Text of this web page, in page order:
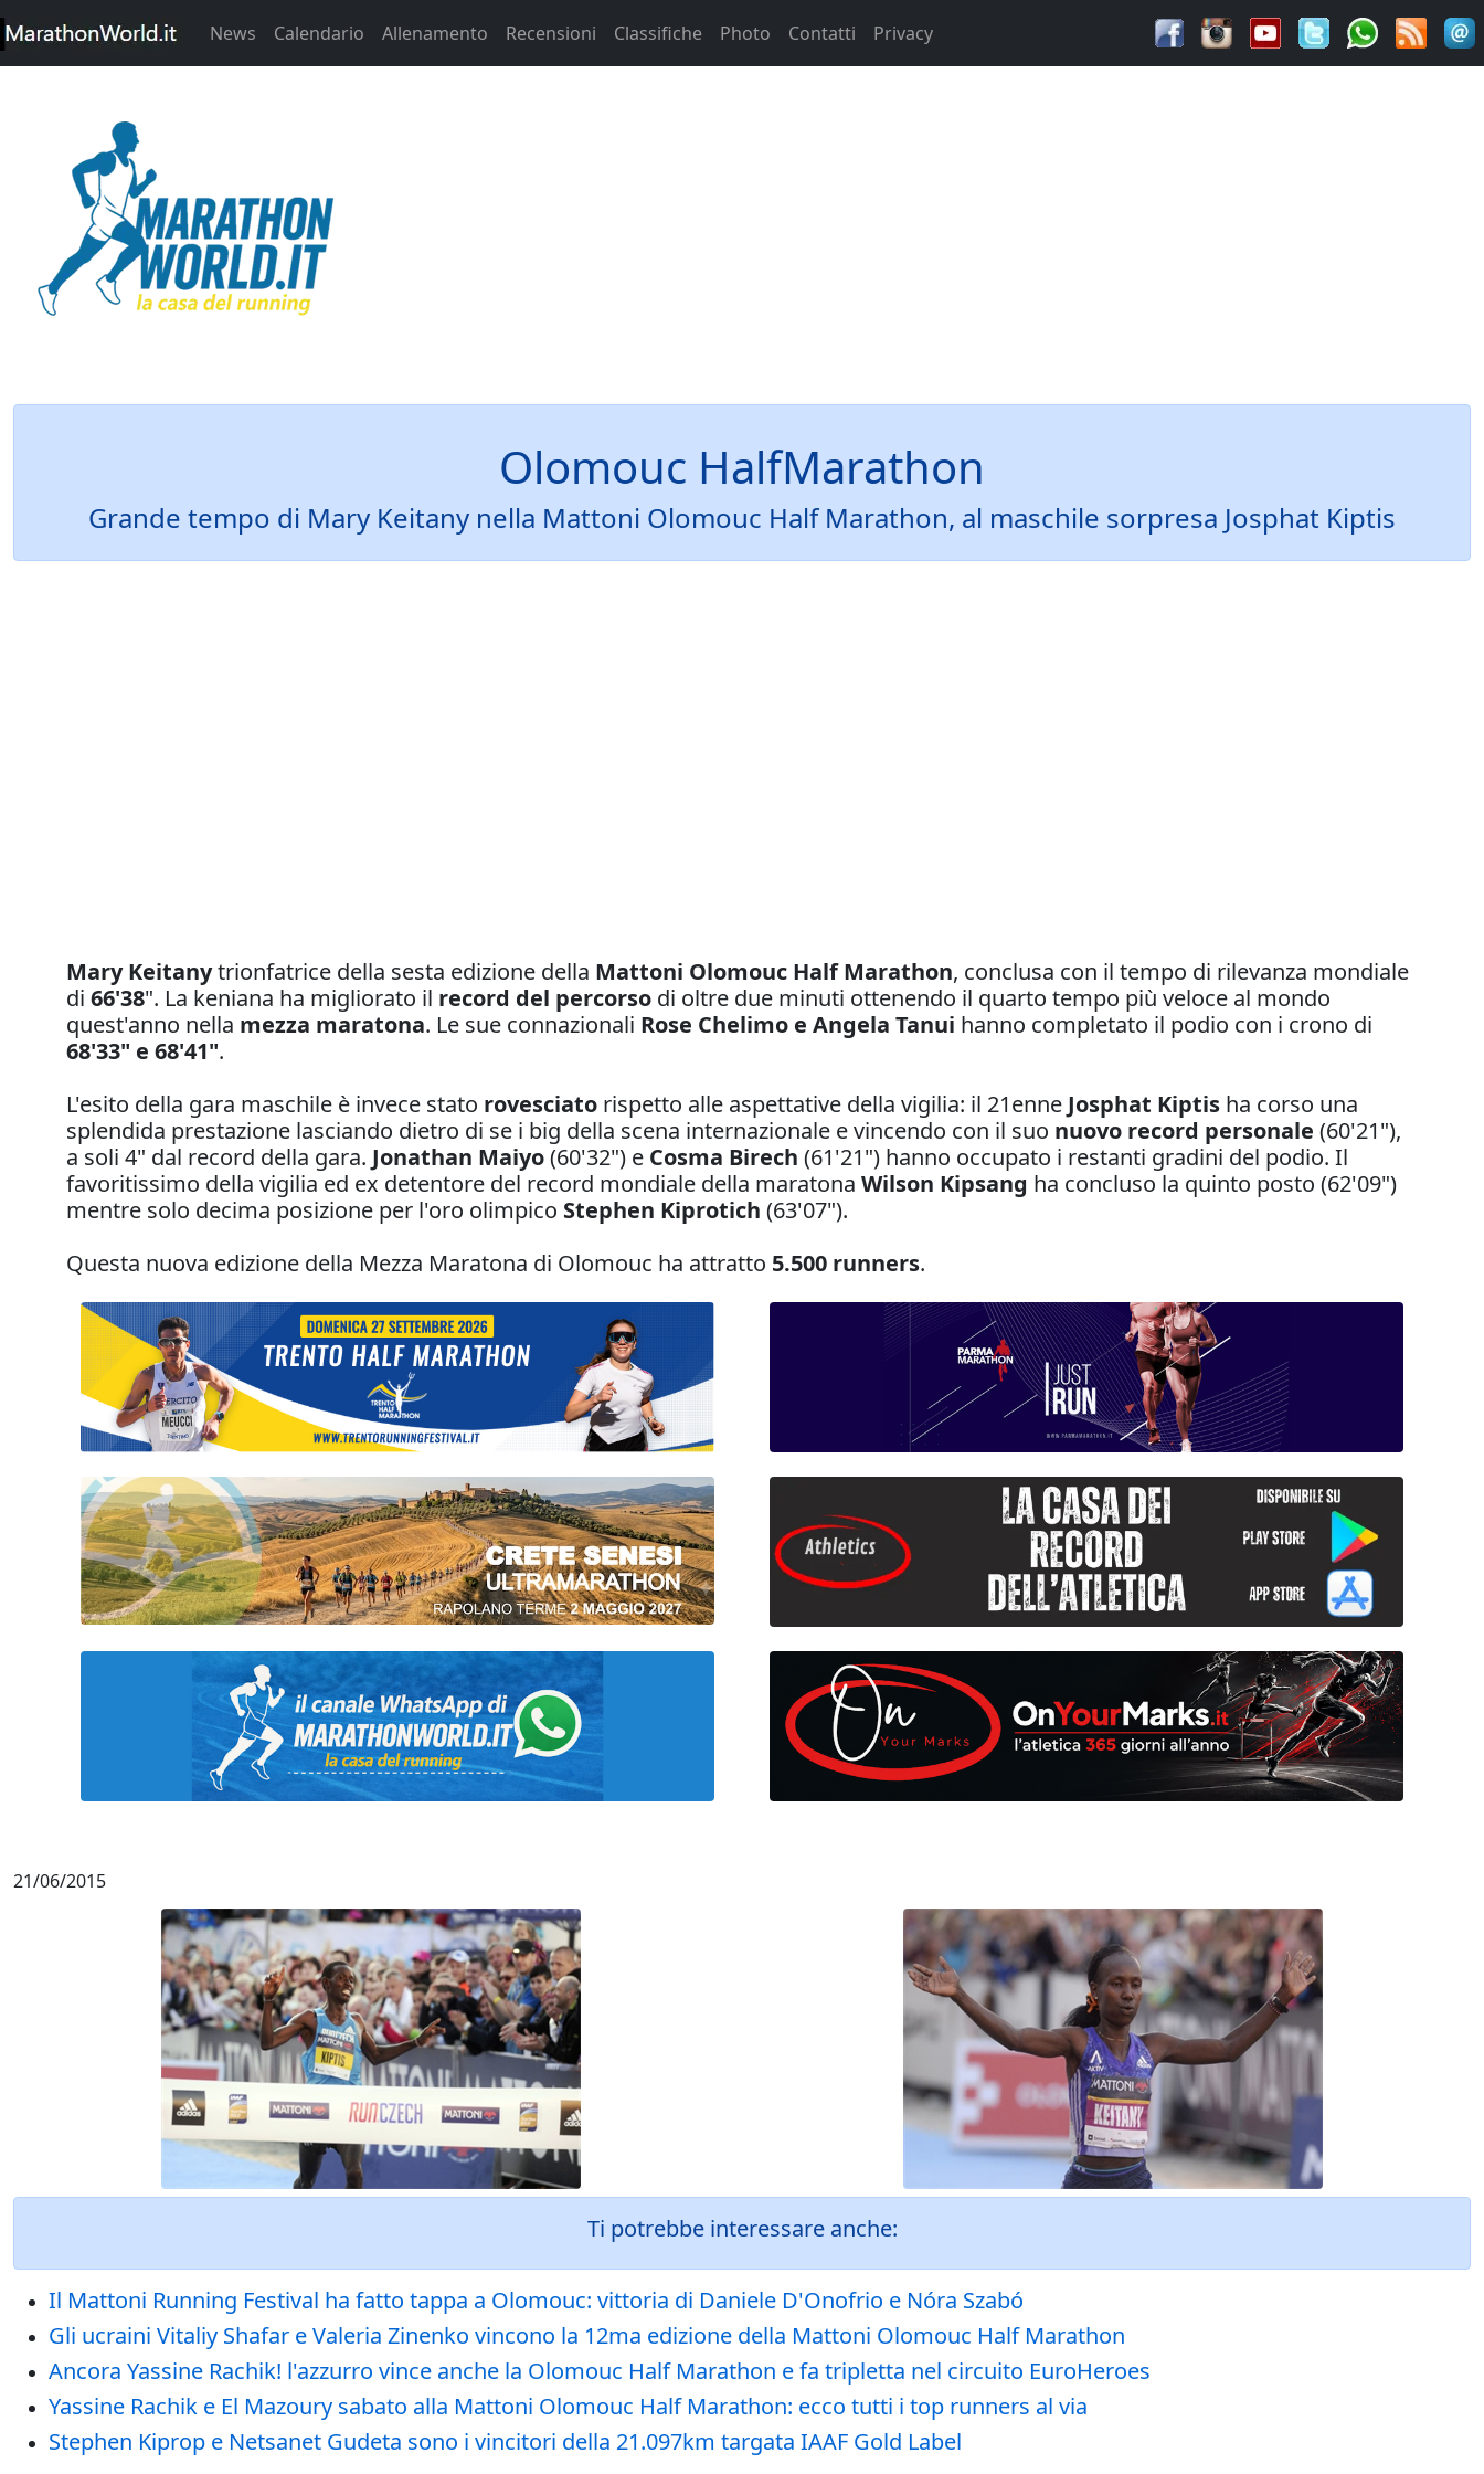
News Calendario Allenamento Recensioni Classifiche Photo Contatti Privacy
Olomouc HalfMarathon
Grande tempo di Mary Keitany nella Mattoni Olomouc Half Marathon, al maschile sorpresa Josphat Kiptis
Mary Keitanytrionfatrice della sesta edizione della Mattoni Olomouc Half Marathon, conclusa con il tempo di rilevanza mondiale
di 66'38". La keniana ha migliorato il record del percorso di oltre due minuti ottenendo il quarto tempo più veloce al mondo
quest'anno nella mezza maratona. Le sue connazionali Rose Chelimo e Angela Tanui hanno completato il podio con i crono di
68'33" e 68'41".
L'esito della gara maschile è invece stato rovesciato rispetto alle aspettative della vigilia: il 21enne Josphat Kiptis ha corso una
splendida prestazione lasciando dietro di se i big della scena internazionale e vincendo con il suo nuovo record personale (60'21"),
a soli 4" dal record della gara. Jonathan Maiyo(60'32") e Cosma Birech (61'21") hanno occupato i restanti gradini del podio. Il
favoritissimo della vigilia ed ex detentore del record mondiale della maratona Wilson Kipsang ha concluso la quinto posto (62'09")
mentre solo decima posizione per l'oro olimpico Stephen Kiprotich (63'07").
Questa nuova edizione della Mezza Maratona di Olomouc ha attratto 5.500 runners.
21/06/2015
Ti potrebbe interessare anche:
Il Mattoni Running Festival ha fatto tappa a Olomouc: vittoria di Daniele D'Onofrio e Nóra Szabó
Gli ucraini Vitaliy Shafar e Valeria Zinenko vincono la 12ma edizione della Mattoni Olomouc Half Marathon
Ancora Yassine Rachik! l'azzurro vince anche la Olomouc Half Marathon e fa tripletta nel circuito EuroHeroes
Yassine Rachik e El Mazoury sabato alla Mattoni Olomouc Half Marathon: ecco tutti i top runners al via
Stephen Kiprop e Netsanet Gudeta sono i vincitori della 21.097km targata IAAF Gold Label